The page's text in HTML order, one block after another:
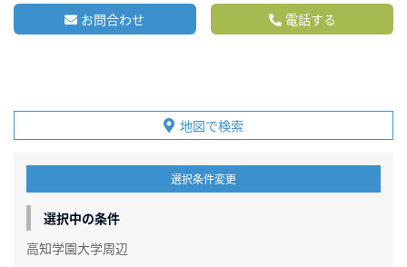
お問合わせ 電話する
地図で検索
選択条件変更
選択中の条件
高知学園大学周辺